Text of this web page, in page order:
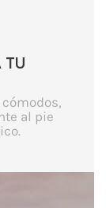
TU
al pie